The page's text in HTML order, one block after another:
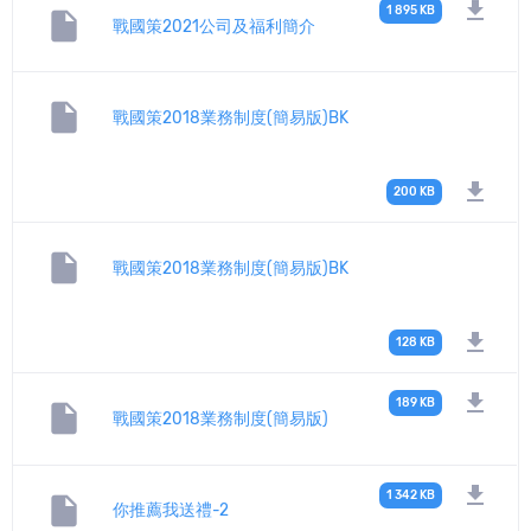
insert_drive_file 戰國策2021公司及福利簡介
1 895 KB download
insert_drive_file 戰國策2018業務制度(簡易版)BK
200 KB download
insert_drive_file 戰國策2018業務制度(簡易版)BK
128 KB download
insert_drive_file 戰國策2018業務制度(簡易版)
189 KB download
insert_drive_file 你推薦我送禮-2
1 342 KB download